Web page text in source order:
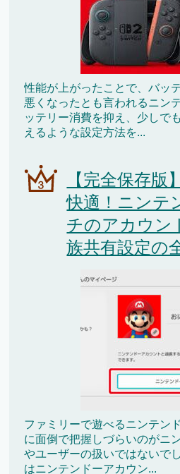
性能が上がったことで、バッ
悪くなったとも言われるニン
ッテリー消費を抑え、少しで
えるような設定方法を...
【完全保存
快適！ニンテ
チのアカウン
族共有設定の
ファミリーで遊べるニンテン
に面倒で把握しづらいのがニ
やユーザーの扱いではないで
はニンテンドーアカウン...